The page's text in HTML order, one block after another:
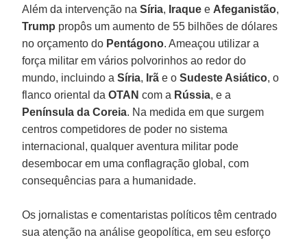
Além da intervenção naSíria, Iraque e Afeganistão,
Trump propôs um aumento de 55 bilhões de dólares
no orçamento do Pentágono. Ameaçou utilizar a
força militar em vários polvorinhos ao redor do
mundo, incluindo aSíria, Irã e oSudeste Asiático, o
flanco oriental daOTAN com a Rússia, e a
Península da Coreia. Na medida em que surgem
centros competidores de poder no sistema
internacional, qualquer aventura militar pode
desembocar em uma conflagração global, com
consequências para a humanidade.
Os jornalistas e comentaristas políticos têm centrado
sua atenção na análise geopolítica, em seu esforço